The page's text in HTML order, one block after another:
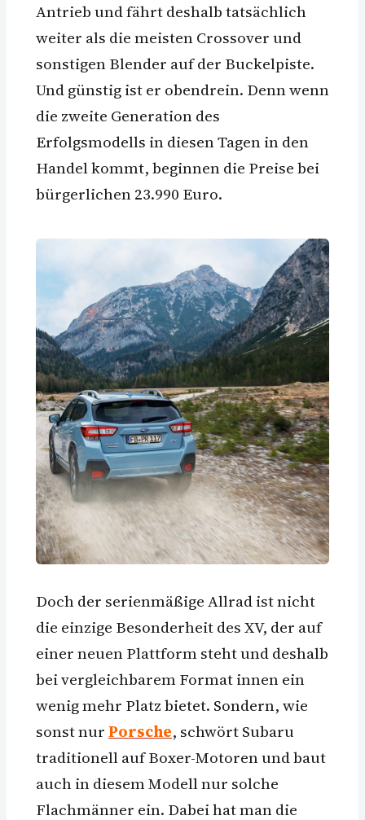
Antrieb und fährt deshalb tatsächlich
weiter als die meisten Crossover und
sonstigen Blender auf der Buckelpiste.
Und günstig ist er obendrein. Denn wenn
die zweite Generation des
Erfolgsmodells in diesen Tagen in den
Handel kommt, beginnen die Preise bei
bürgerlichen 23.990 Euro.
Doch der serienmäßige Allrad ist nicht
die einzige Besonderheit des XV, der auf
einer neuen Plattform steht und deshalb
bei vergleichbarem Format innen ein
wenig mehr Platz bietet. Sondern, wie
sonst nurPorsche, schwört Subaru
traditionell auf Boxer-Motoren und baut
auch in diesem Modell nur solche
Flachmänner ein. Dabei hat man die